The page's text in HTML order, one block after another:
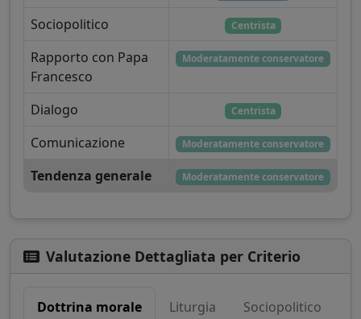
Sociopolitico
Centrista
Rapporto con Papa
Francesco
Moderatamente conservatore
Dialogo Centrista
Comunicazione Moderatamente conservatore
Tendenza generale Moderatamente conservatore
Valutazione Dettagliata per Criterio
Dottrina morale Liturgia Sociopolitico